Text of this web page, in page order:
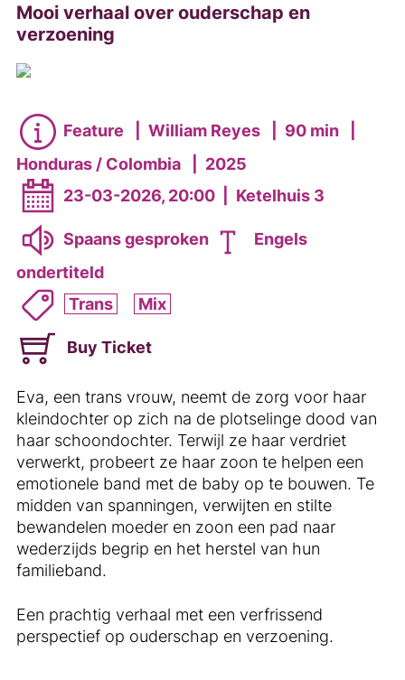
Mooi verhaal over ouderschap en
verzoening
Feature William Reyes 90 min
Honduras / Colombia
2025
23-03-2026, 20:00
Ketelhuis 3
Spaans gesproken
Engels
ondertiteld
Trans
Mix
Buy Ticket
Eva, een trans vrouw, neemt de zorg voor haar
kleindochter op zich na de plotselinge dood van
haar schoondochter. Terwijl ze haar verdriet
verwerkt, probeert ze haar zoon te helpen een
emotionele band met de baby op te bouwen. Te
midden van spanningen, verwijten en stilte
bewandelen moeder en zoon een pad naar
wederzijds begrip en het herstel van hun
familieband.
Een prachtig verhaal met een verfrissend
perspectief op ouderschap en verzoening.